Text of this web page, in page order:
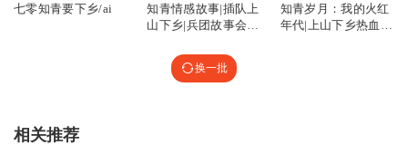
七零知青要下乡/ai
知青情感故事|插队上
山下乡|兵团故事会|
知青岁月：我的火红
年代|上山下乡热血青
换一批
相关推荐